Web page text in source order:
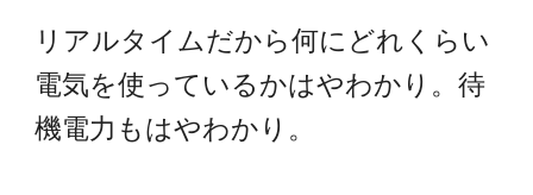
リアルタイムだから何にどれくらい
電気を使っているかはやわかり。待
機電力もはやわかり。